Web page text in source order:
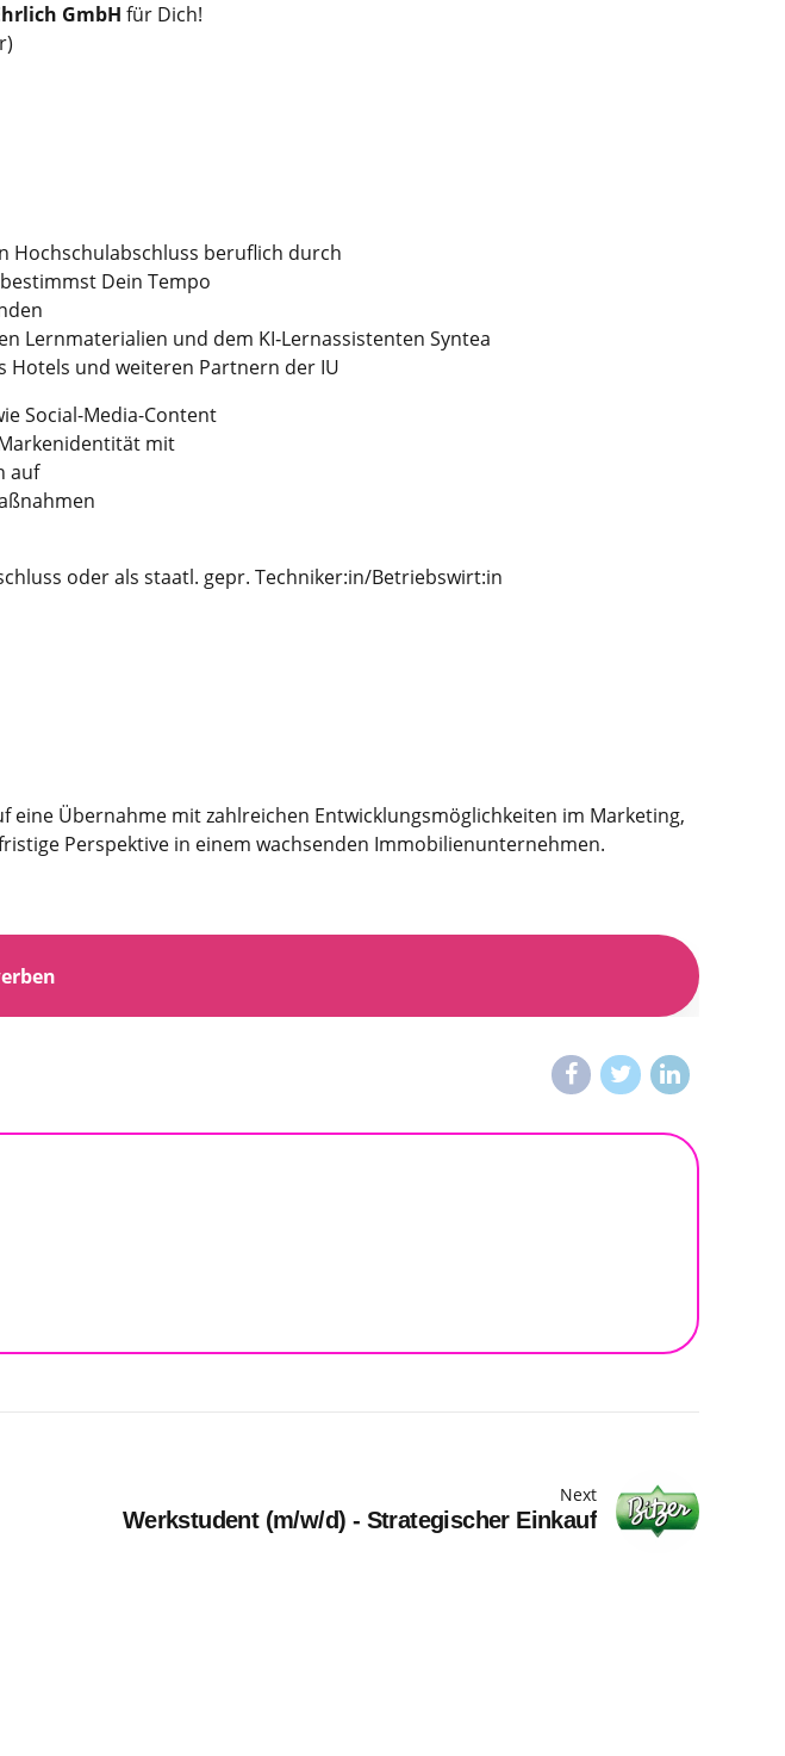
GmbH für Dich!
Hochschulabschluss beruflich durch
Dein Tempo
Lernmaterialien und dem KI‑Lernassistenten Syntea
Hotels und weiteren Partnern der IU
Social-Media-Content
mit
auf
oder als staatl. gepr. Techniker:in/Betriebswirt:in
Übernahme mit zahlreichen Entwicklungsmöglichkeiten im Marketing,
Perspektive in einem wachsenden Immobilienunternehmen.
Next
Werkstudent (m/w/d) - Strategischer Einkauf